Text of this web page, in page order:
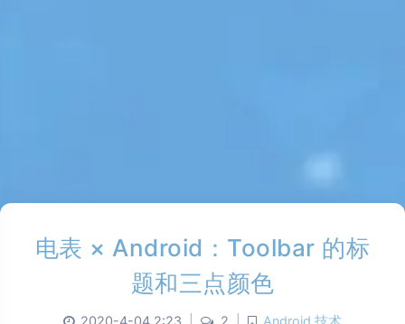
电表 × Android：Toolbar 的标
题和三点颜色